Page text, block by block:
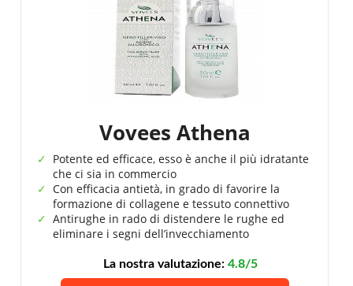
Vovees Athena
Potente ed efficace, esso è anche il più idratante
che ci sia in commercio
Con efficacia antietà, in grado di favorire la
formazione di collagene e tessuto connettivo
Antirughe in rado di distendere le rughe ed
eliminare i segni dell’invecchiamento
La nostra valutazione: 4.8/5